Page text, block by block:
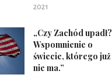
2021
„Czy Zachód upadł?
Wspomnienie o
świecie, którego już
nie ma.”